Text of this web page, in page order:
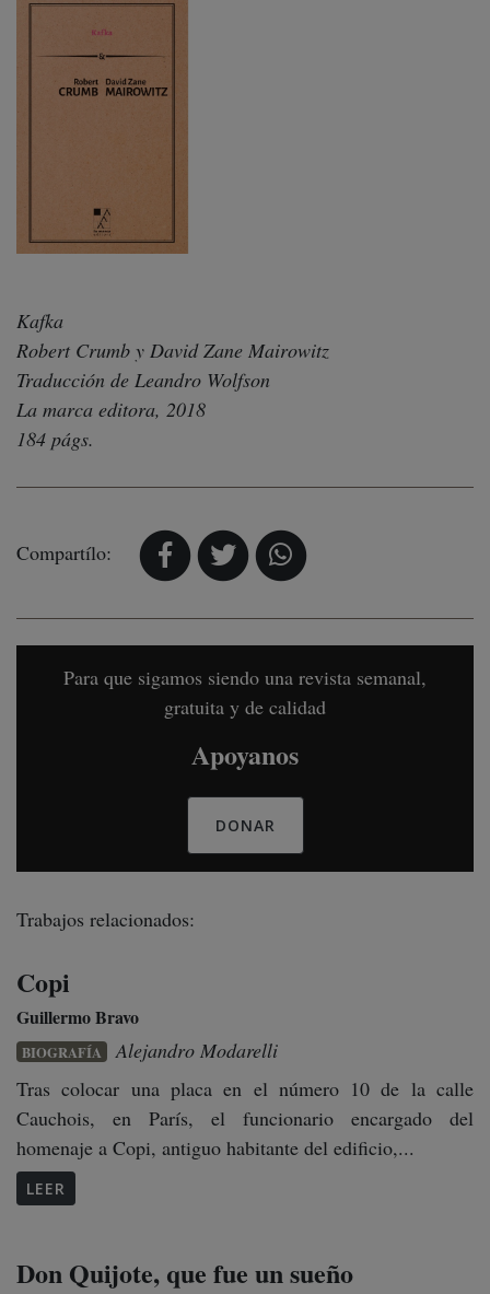
Kafka
Robert Crumb y David Zane Mairowitz
Traducción de Leandro Wolfson
La marca editora, 2018
184 págs.
Compartílo:
Para que sigamos siendo una revista semanal,
gratuita y de calidad
Apoyanos
DONAR
Trabajos relacionados:
Copi
Guillermo Bravo
BIOGRAFÍA
Alejandro Modarelli
Tras colocar una placa en el número 10 de la calle
Cauchois, en París, el funcionario encargado del
homenaje a Copi, antiguo habitante del edificio,...
LEER
Don Quijote, que fue un sueño